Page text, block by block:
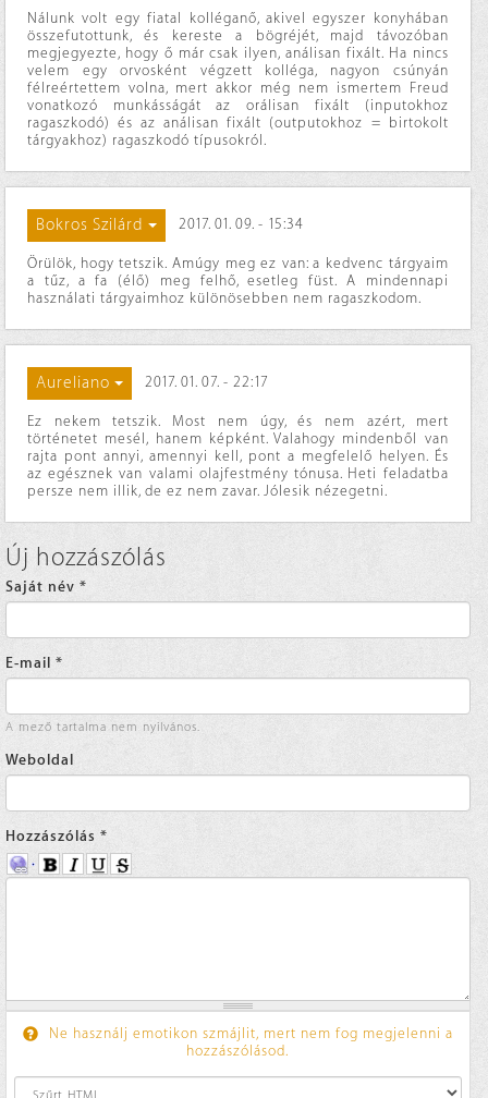
Nálunk volt egy fiatal kolléganő, akivel egyszer konyhában
összefutottunk, és kereste a bögréjét, majd távozóban
megjegyezte, hogy ő már csak ilyen, análisan fixált. Ha nincs
velem egy orvosként végzett kolléga, nagyon csúnyán
félreértettem volna, mert akkor még nem ismertem Freud
vonatkozó munkásságát az orálisan fixált (inputokhoz
ragaszkodó) és az análisan fixált (outputokhoz = birtokolt
tárgyakhoz) ragaszkodó típusokról.
Bokros Szilárd 2017. 01. 09. - 15:34
Örülök, hogy tetszik. Amúgy meg ez van: a kedvenc tárgyaim
a tűz, a fa (élő) meg felhő, esetleg füst. A mindennapi
használati tárgyaimhoz különösebben nem ragaszkodom.
Aureliano 2017. 01. 07. - 22:17
Ez nekem tetszik. Most nem úgy, és nem azért, mert
történetet mesél, hanem képként. Valahogy mindenből van
rajta pont annyi, amennyi kell, pont a megfelelő helyen. És
az egésznek van valami olajfestmény tónusa. Heti feladatba
persze nem illik, de ez nem zavar. Jólesik nézegetni.
Új hozzászólás
Saját név *
E-mail *
A mező tartalma nem nyilvános.
Weboldal
Hozzászólás *
Ne használj emotikon szmájlit, mert nem fog megjelenni a
hozzászólásod.